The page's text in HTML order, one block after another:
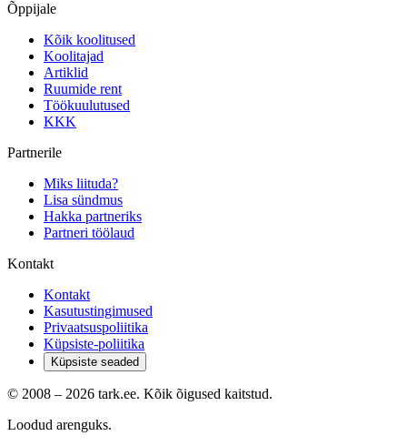
Õppijale
Kõik koolitused
Koolitajad
Artiklid
Ruumide rent
Töökuulutused
KKK
Partnerile
Miks liituda?
Lisa sündmus
Hakka partneriks
Partneri töölaud
Kontakt
Kontakt
Kasutustingimused
Privaatsuspoliitika
Küpsiste-poliitika
Küpsiste seaded
© 2008 – 2026 tark.ee. Kõik õigused kaitstud.
Loodud arenguks.